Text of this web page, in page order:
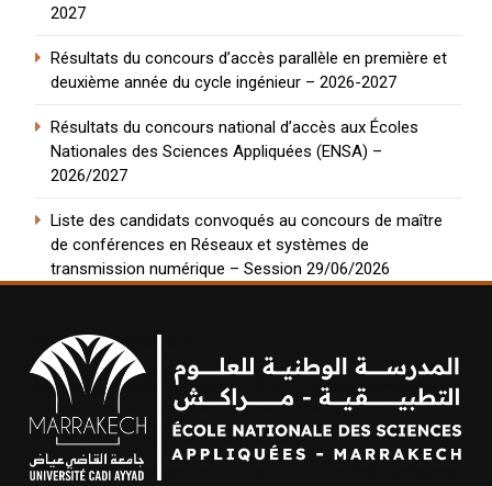
2027
Résultats du concours d’accès parallèle en première et
deuxième année du cycle ingénieur – 2026-2027
Résultats du concours national d’accès aux Écoles
Nationales des Sciences Appliquées (ENSA) –
2026/2027
Liste des candidats convoqués au concours de maître
de conférences en Réseaux et systèmes de
transmission numérique – Session 29/06/2026